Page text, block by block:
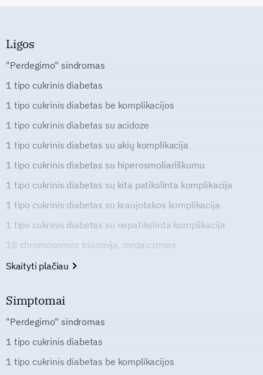
Ligos
"Perdegimo" sindromas
1 tipo cukrinis diabetas
1 tipo cukrinis diabetas be komplikacijos
1 tipo cukrinis diabetas su acidoze
1 tipo cukrinis diabetas su akių komplikacija
1 tipo cukrinis diabetas su hiperosmoliariškumu
1 tipo cukrinis diabetas su kita patikslinta komplikacija
1 tipo cukrinis diabetas su kraujotakos komplikacija
1 tipo cukrinis diabetas su nepatikslinta komplikacija
18 chromosomos trisomija, mozaicizmas
Skaityti plačiau
Simptomai
"Perdegimo" sindromas
1 tipo cukrinis diabetas
1 tipo cukrinis diabetas be komplikacijos